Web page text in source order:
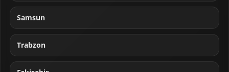
Samsun
Trabzon